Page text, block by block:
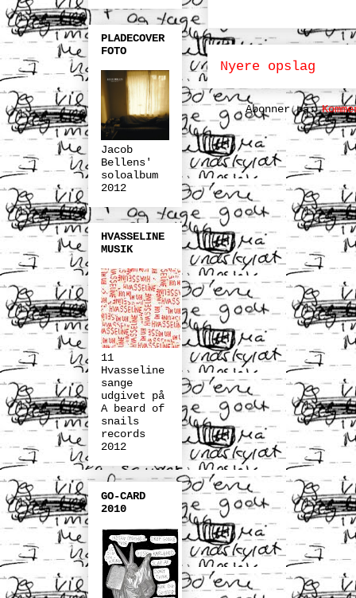
Nyere opslag
Abonner på:
PLADECOVER
FOTO
Jacob
Bellens'
soloalbum
2012
HVASSELINE
MUSIK
11
Hvasseline
sange
udgivet på
A beard of
snails
records
2012
GO-CARD
2010